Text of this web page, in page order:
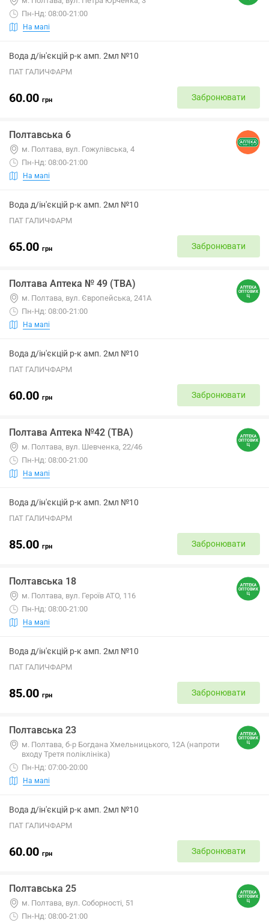
Пн-Нд: 08:00-21:00
На мапі
Вода д/ін'єкцій р-к амп. 2мл №10
ПАТ ГАЛИЧФАРМ
60.00 грн Забронювати
Полтавська 6
м. Полтава, вул. Гожулівська, 4
Пн-Нд: 08:00-21:00
На мапі
Вода д/ін'єкцій р-к амп. 2мл №10
ПАТ ГАЛИЧФАРМ
65.00 грн Забронювати
Полтава Аптека № 49 (ТВА)
м. Полтава, вул. Європейська, 241А
Пн-Нд: 08:00-21:00
На мапі
Вода д/ін'єкцій р-к амп. 2мл №10
ПАТ ГАЛИЧФАРМ
60.00 грн Забронювати
Полтава Аптека №42 (ТВА)
м. Полтава, вул. Шевченка, 22/46
Пн-Нд: 08:00-21:00
На мапі
Вода д/ін'єкцій р-к амп. 2мл №10
ПАТ ГАЛИЧФАРМ
85.00 грн Забронювати
Полтавська 18
м. Полтава, вул. Героїв АТО, 116
Пн-Нд: 08:00-21:00
На мапі
Вода д/ін'єкцій р-к амп. 2мл №10
ПАТ ГАЛИЧФАРМ
85.00 грн Забронювати
Полтавська 23
м. Полтава, б-р Богдана Хмельницького, 12А (напроти
входу Третя поліклініка)
Пн-Нд: 07:00-20:00
На мапі
Вода д/ін'єкцій р-к амп. 2мл №10
ПАТ ГАЛИЧФАРМ
60.00 грн Забронювати
Полтавська 25
м. Полтава, вул. Соборності, 51
Пн-Нд: 08:00-21:00